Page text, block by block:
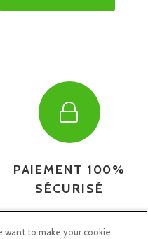
PAIEMENT 100%
SÉCURISÉ
want to make your cookie